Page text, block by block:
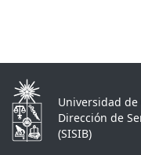
Universidad de
Dirección de
(SISIB)